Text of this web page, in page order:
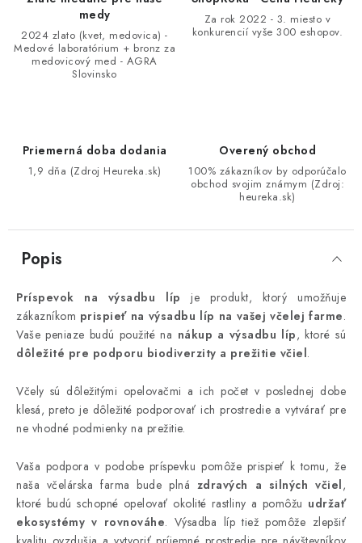
medy
2024 zlato (kvet, medovica) -
Medové laboratórium + bronz za
medovicový med - AGRA
Slovinsko
Za rok 2022 - 3. miesto v
konkurencií vyše 300 eshopov.
Priemerná doba dodania
1,9 dňa (Zdroj Heureka.sk)
Overený obchod
100% zákazníkov by odporúčalo
obchod svojim známym (Zdroj:
heureka.sk)
Popis
Príspevok na výsadbu líp je produkt, ktorý umožňuje
zákazníkom prispieť na výsadbu líp na vašej včelej farme.
Vaše peniaze budú použité na nákup a výsadbu líp, ktoré sú
dôležité pre podporu biodiverzity a prežitie včiel.
Včely sú dôležitými opelovačmi a ich počet v poslednej dobe
klesá, preto je dôležité podporovať ich prostredie a vytvárať pre
ne vhodné podmienky na prežitie.
Vaša podpora v podobe príspevku pomôže prispieť k tomu, že
naša včelárska farma bude plná zdravých a silných včiel,
ktoré budú schopné opelovať okolité rastliny a pomôžu udržať
ekosystémy v rovnováhe. Výsadba líp tiež pomôže zlepšiť